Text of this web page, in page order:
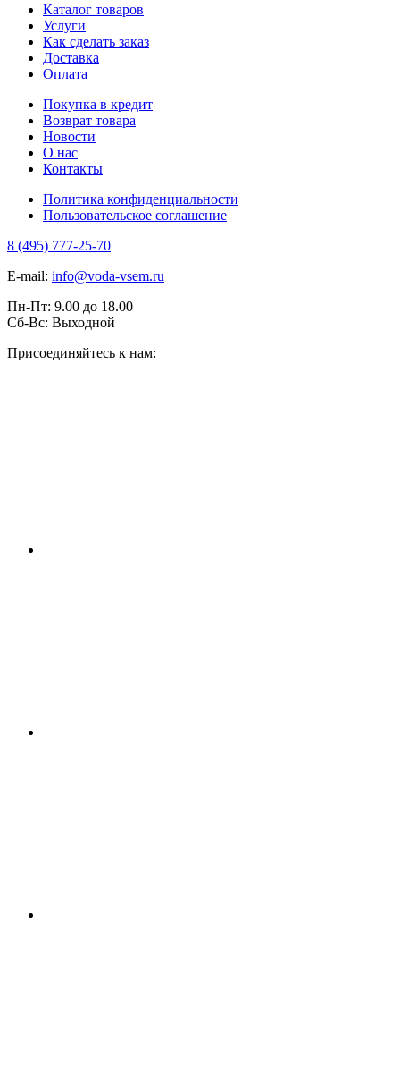
Каталог товаров
Услуги
Как сделать заказ
Доставка
Оплата
Покупка в кредит
Возврат товара
Новости
О нас
Контакты
Политика конфиденциальности
Пользовательское соглашение
8 (495) 777-25-70
E-mail: info@voda-vsem.ru
Пн-Пт: 9.00 до 18.00
Сб-Вс: Выходной
Присоединяйтесь к нам: